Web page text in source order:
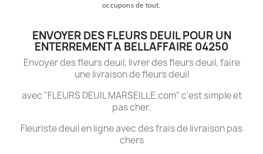
occupons de tout.
ENVOYER DES FLEURS DEUIL POUR UN
ENTERREMENT A BELLAFFAIRE 04250
Envoyer des fleurs deuil, livrer des fleurs deuil, faire
une livraison de fleurs deuil
avec "FLEURS DEUIL MARSEILLE.com" c'est simple et
pas cher.
Fleuriste deuil en ligne avec des frais de livraison pas
chers